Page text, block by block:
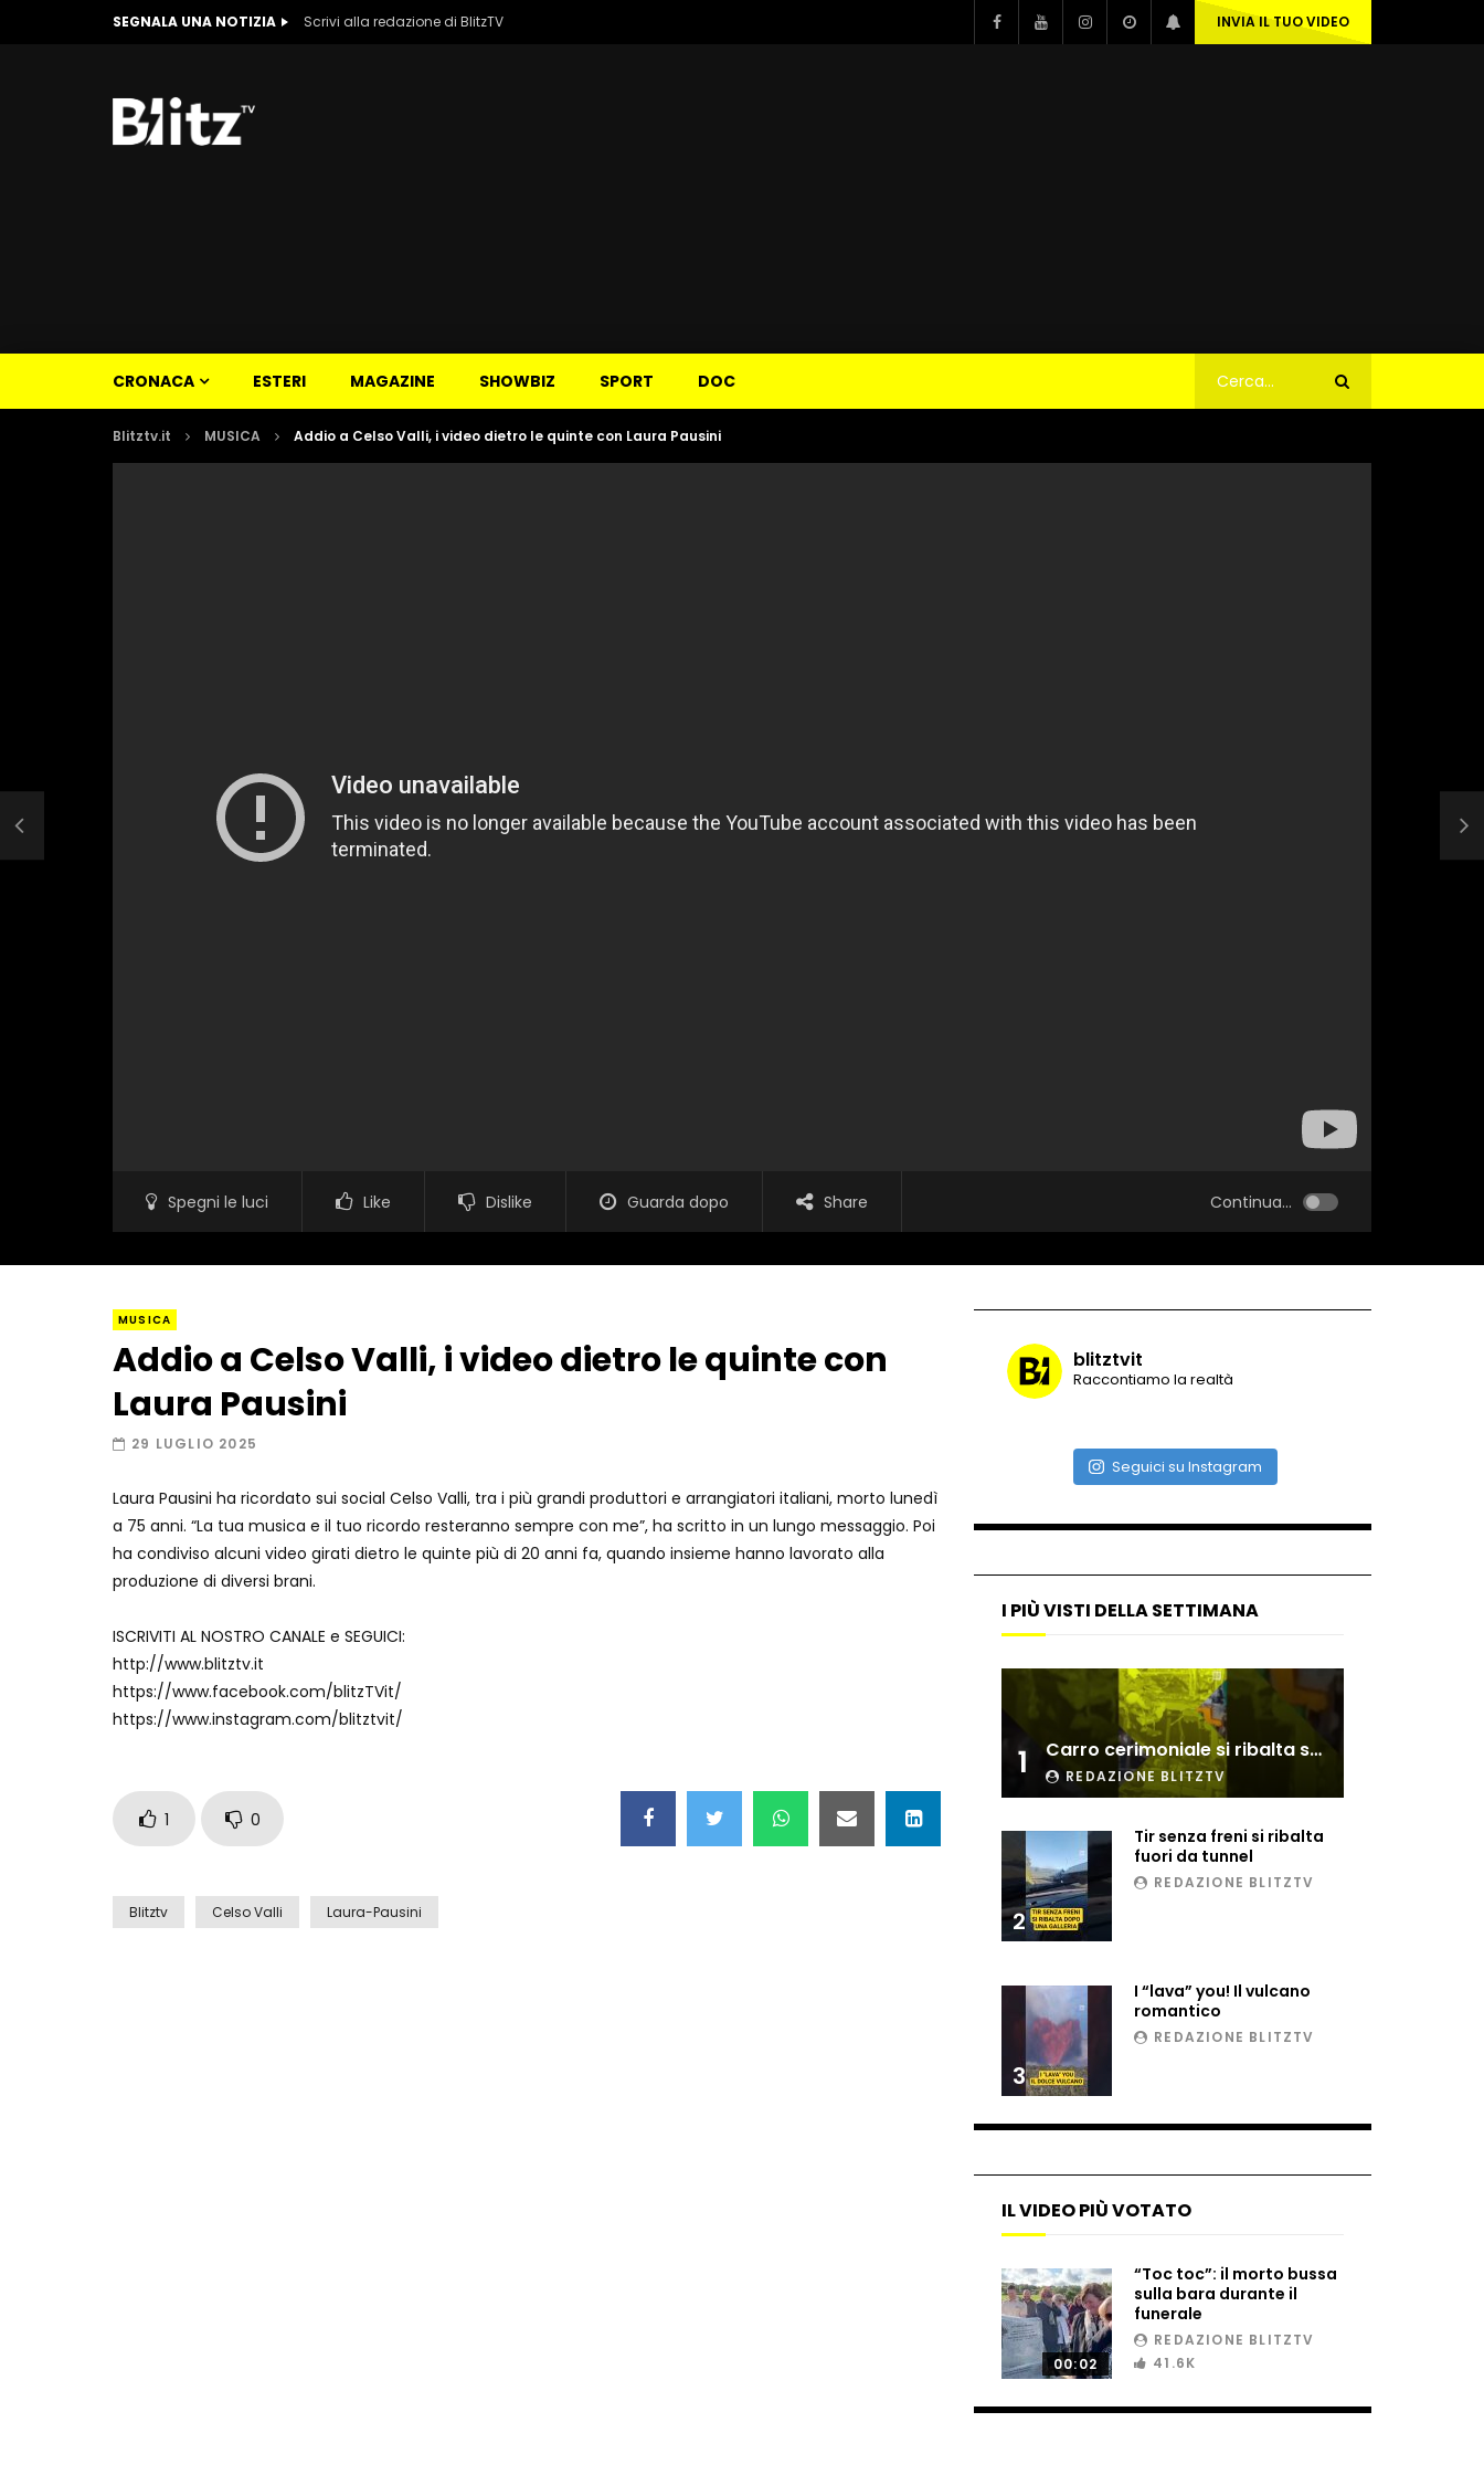
SEGNALA UNA NOTIZIA Scrivi alla redazione di BlitzTV INVIA IL TUO VIDEO
CRONACA ESTERI MAGAZINE SHOWBIZ SPORT DOC
Blitztv.it MUSICA Addio a Celso Valli, i video dietro le quinte con Laura Pausini
Spegni le luci Like Dislike Guarda dopo Share Continua...
MUSICA
Addio a Celso Valli, i video dietro le quinte con
Laura Pausini
29 LUGLIO 2025
Laura Pausini ha ricordato sui social Celso Valli, tra i più grandi produttori e arrangiatori italiani, morto lunedì
a 75 anni. “La tua musica e il tuo ricordo resteranno sempre con me”, ha scritto in un lungo messaggio. Poi
ha condiviso alcuni video girati dietro le quinte più di 20 anni fa, quando insieme hanno lavorato alla
produzione di diversi brani.
ISCRIVITI AL NOSTRO CANALE e SEGUICI:
http://www.blitztv.it
https://www.facebook.com/blitzTVit/
https://www.instagram.com/blitztvit/
1 0
Blitztv Celso Valli Laura-Pausini
blitztvit
Raccontiamo la realtà
Seguici su Instagram
I PIÙ VISTI DELLA SETTIMANA
1 Carro cerimoniale si ribalta sulla folla
REDAZIONE BLITZTV
2
Tir senza freni si ribalta
fuori da tunnel
REDAZIONE BLITZTV
3
I “lava” you! Il vulcano
romantico
REDAZIONE BLITZTV
IL VIDEO PIÙ VOTATO
00:02
“Toc toc”: il morto bussa
sulla bara durante il
funerale
REDAZIONE BLITZTV
41.6K